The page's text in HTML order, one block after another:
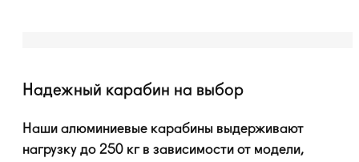
Надежный карабин на выбор
Наши алюминиевые карабины выдерживают
нагрузку до 250 кг в зависимости от модели,